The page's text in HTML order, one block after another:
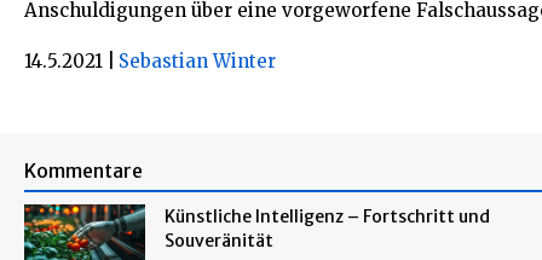
Anschuldigungen über eine vorgeworfene
14.5.2021 Sebastian Winter
Kommentare
Künstliche Intelligenz – Fortschritt und
Souveränität